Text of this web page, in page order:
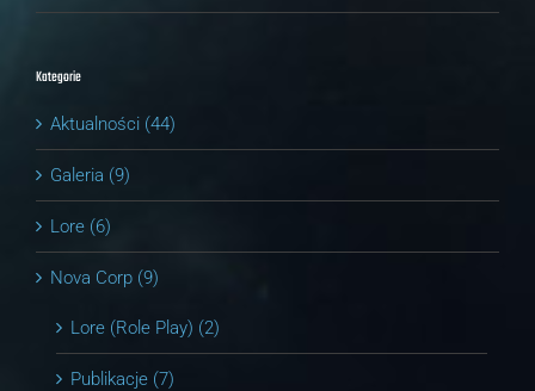
Kategorie
Aktualności (44)
Galeria (9)
Lore (6)
Nova Corp (9)
Lore (Role Play) (2)
Publikacje (7)